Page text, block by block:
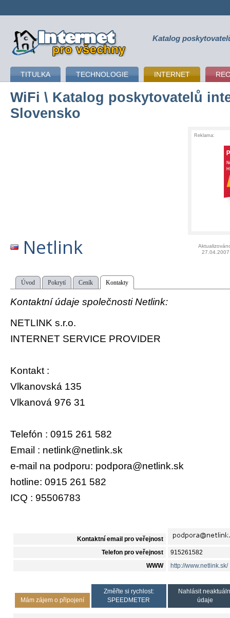
připojení k internetu Katalog
TITULKA TECHNOLOGIE INTERNET
WiFi \ Katalog poskytovatelů
Slovensko
Reklama:
Netlink
27.04.2007
Úvod Pokrytí Ceník Kontakty
Kontaktní údaje společnosti Netlink:
NETLINK s.r.o.
INTERNET SERVICE PROVIDER
Kontakt :
Vlkanovská 135
Vlkanová 976 31
Telefón : 0915 261 582
Email : netlink@netlink.sk
e-mail na podporu: podpora@netlink.sk
hotline: 0915 261 582
ICQ : 95506783
Kontaktní email pro veřejnost
Telefon pro veřejnost 915261582
WWW http://www.netlink.sk/
Mám zájem o připojení
Změřte si rychlost:
SPEEDMETER
Nahlásit
údaje